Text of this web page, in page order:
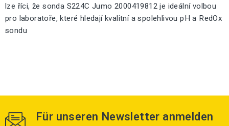
lze říci, že sonda S224C Jumo 2000419812 je ideální volbou
pro laboratoře, které hledají kvalitní a spolehlivou pH a RedOx
sondu
Für unseren Newsletter anmelden